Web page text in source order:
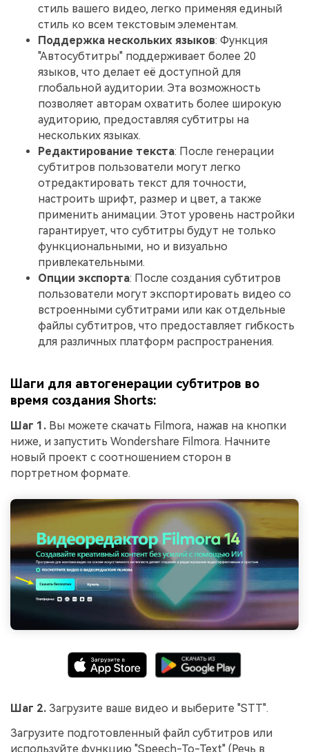
стиль вашего видео, легко применяя единый
стиль ко всем текстовым элементам.
Поддержка нескольких языков: Функция
"Автосубтитры" поддерживает более 20
языков, что делает её доступной для
глобальной аудитории. Эта возможность
позволяет авторам охватить более широкую
аудиторию, предоставляя субтитры на
нескольких языках.
Редактирование текста: После генерации
субтитров пользователи могут легко
отредактировать текст для точности,
настроить шрифт, размер и цвет, а также
применить анимации. Этот уровень настройки
гарантирует, что субтитры будут не только
функциональными, но и визуально
привлекательными.
Опции экспорта: После создания субтитров
пользователи могут экспортировать видео со
встроенными субтитрами или как отдельные
файлы субтитров, что предоставляет гибкость
для различных платформ распространения.
Шаги для автогенерации субтитров во
время создания Shorts:
Шаг 1. Вы можете скачать Filmora, нажав на кнопки
ниже, и запустить Wondershare Filmora. Начните
новый проект с соотношением сторон в
портретном формате.
Шаг 2. Загрузите ваше видео и выберите "STT".
Загрузите подготовленный файл субтитров или
используйте функцию "Speech-To-Text" (Речь в